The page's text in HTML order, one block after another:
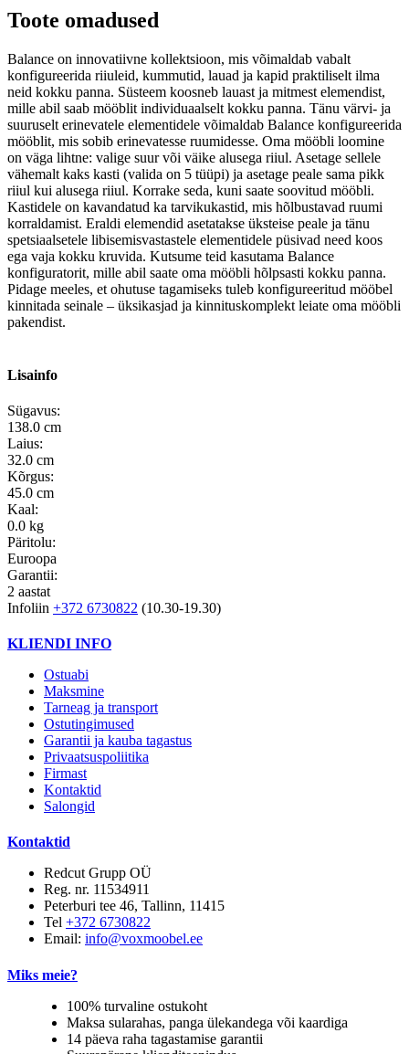
Toote omadused
Balance on innovatiivne kollektsioon, mis võimaldab vabalt
konfigureerida riiuleid, kummutid, lauad ja kapid praktiliselt ilma
neid kokku panna. Süsteem koosneb lauast ja mitmest elemendist,
mille abil saab mööblit individuaalselt kokku panna. Tänu värvi- ja
suuruselt erinevatele elementidele võimaldab Balance konfigureerida
mööblit, mis sobib erinevatesse ruumidesse. Oma mööbli loomine
on väga lihtne: valige suur või väike alusega riiul. Asetage sellele
vähemalt kaks kasti (valida on 5 tüüpi) ja asetage peale sama pikk
riiul kui alusega riiul. Korrake seda, kuni saate soovitud mööbli.
Kastidele on kavandatud ka tarvikukastid, mis hõlbustavad ruumi
korraldamist. Eraldi elemendid asetatakse üksteise peale ja tänu
spetsiaalsetele libisemisvastastele elementidele püsivad need koos
ega vaja kokku kruvida. Kutsume teid kasutama Balance
konfiguratorit, mille abil saate oma mööbli hõlpsasti kokku panna.
Pidage meeles, et ohutuse tagamiseks tuleb konfigureeritud mööbel
kinnitada seinale – üksikasjad ja kinnituskomplekt leiate oma mööbli
pakendist.
Lisainfo
Sügavus:
138.0 cm
Laius:
32.0 cm
Kõrgus:
45.0 cm
Kaal:
0.0 kg
Päritolu:
Euroopa
Garantii:
2 aastat
Infoliin +372 6730822 (10.30-19.30)
KLIENDI INFO
Ostuabi
Maksmine
Tarneag ja transport
Ostutingimused
Garantii ja kauba tagastus
Privaatsuspoliitika
Firmast
Kontaktid
Salongid
Kontaktid
Redcut Grupp OÜ
Reg. nr. 11534911
Peterburi tee 46, Tallinn, 11415
Tel +372 6730822
Email: info@voxmoobel.ee
Miks meie?
100% turvaline ostukoht
Maksa sularahas, panga ülekandega või kaardiga
14 päeva raha tagastamise garantii